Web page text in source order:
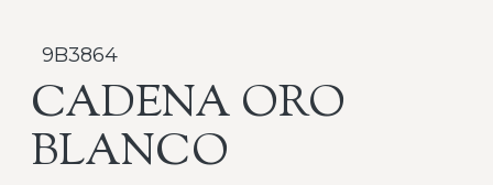
9B3864
CADENA ORO
BLANCO